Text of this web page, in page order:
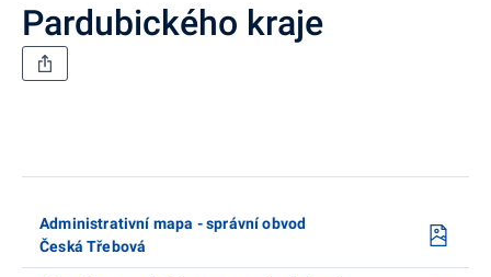
Pardubického kraje
Administrativní mapa - správní obvod
Česká Třebová